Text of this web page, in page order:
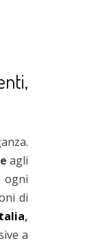
agli
ogni
di
,
a